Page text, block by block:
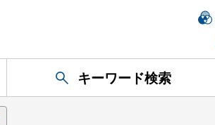
キーワード検索